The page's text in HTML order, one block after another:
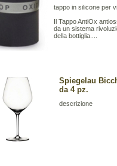
tappo in silicone per
Il Tappo AntiOx
da un sistema
della bottiglia....
Spiegelau
da 4 pz.
descrizione